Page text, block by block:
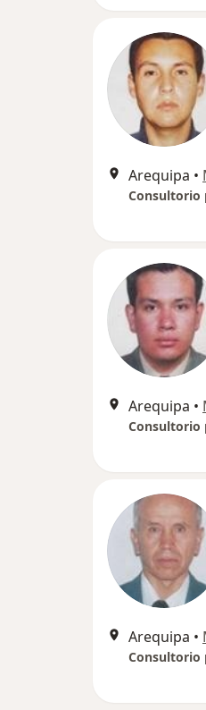
Arequipa •
Consultorio
Arequipa •
Consultorio
Arequipa •
Consultorio